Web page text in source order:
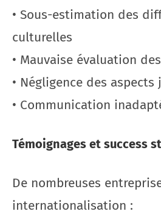
• Sous-estimation des
culturelles
• Mauvaise évaluation
• Négligence des
• Communication
Témoignages et success
De nombreuses
internationalisation :